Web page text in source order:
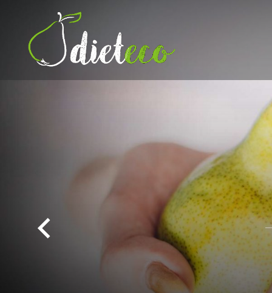
Dietetyk Bydgoszcz